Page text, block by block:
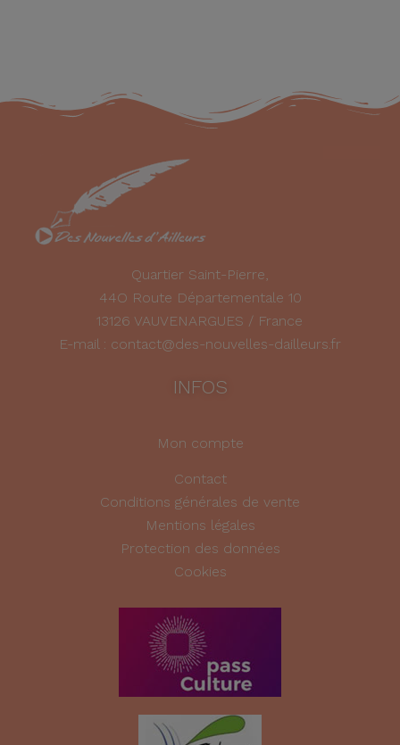
Quartier Saint-Pierre,
44O Route Départementale 10
13126 VAUVENARGUES / France
E-mail : contact@des-nouvelles-dailleurs.fr
INFOS
Mon compte
Contact
Conditions générales de vente
Mentions légales
Protection des données
Cookies